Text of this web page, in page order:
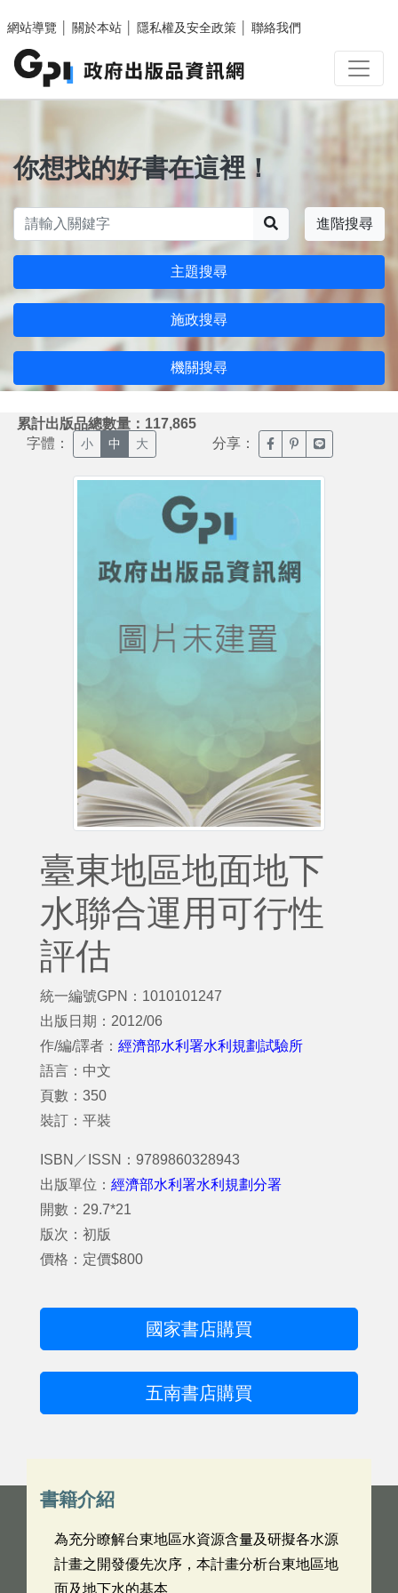
網站導覽
關於本站 隱私權及安全政策 聯絡我們
你想找的好書在這裡！
進階搜尋
主題搜尋
施政搜尋
機關搜尋
累計出版品總數量：117,865
字體： 小 中 大 分享： 臉書分享(另開新視窗)
噗浪分享(另開新
Line分享(另
臺東地區地面地下
水聯合運用可行性
評估
統一編號GPN：1010101247
出版日期：2012/06
作/編/譯者： 經濟部水利署水利規劃試驗所
語言：中文
頁數：350
裝訂：平裝
ISBN／ISSN：9789860328943
出版單位： 經濟部水利署水利規劃分署
開數：29.7*21
版次：初版
價格：定價$800
國家書店購買
五南書店購買
書籍介紹
為充分瞭解台東地區水資源含量及研擬各水源
計畫之開發優先次序，本計畫分析台東地區地
面及地下水的基本